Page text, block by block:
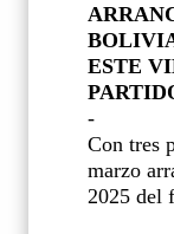
ESTE
-
Con tres
marzo
2025 del